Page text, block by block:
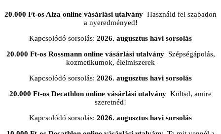
20.000 Ft-os Alza online vásárlási utalvány Használd fel szabadon
a nyeredményed!
Kapcsolódó sorsolás: 2026. augusztus havi sorsolás
20.000 Ft-os Rossmann online vásárlási utalványSzépségápolás,
kozmetikumok, élelmiszerek
Kapcsolódó sorsolás: 2026. augusztus havi sorsolás
20.000 Ft-os Decathlon online vásárlási utalvány Költsd, amire
szeretnéd!
Kapcsolódó sorsolás: 2026. augusztus havi sorsolás